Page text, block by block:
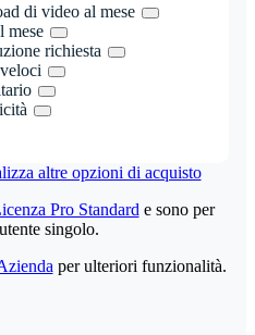
di video al mese
mese
richiesta
altre opzioni di acquisto
Pro Standard e sono per
singolo.
per ulteriori funzionalità.